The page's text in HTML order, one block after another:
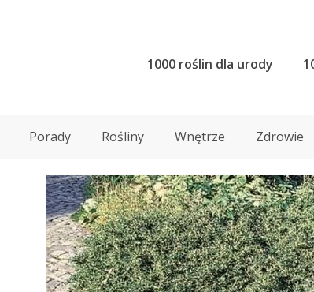
1000 roślin dla urody
Porady Rośliny Wnętrze Zdrowie